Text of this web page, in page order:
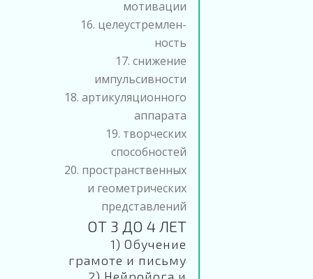
мотивации
16. целеустремлен-
ность
17. снижение
импульсивности
18. артикуляционного
аппарата
19. творческих
способностей
20. пространственных
и геометрических
представлений
ОТ 3 ДО 4 ЛЕТ
1) Обучение
грамоте и письму